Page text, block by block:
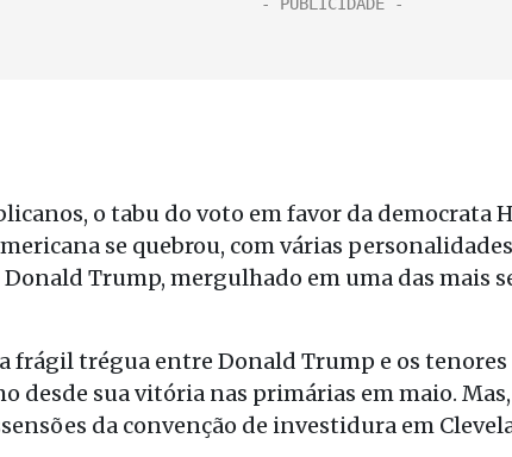
o tabu do voto em favor da democrata
se quebrou, com várias
Trump, mergulhado em uma das mais
frágil trégua entre Donald Trump e os
desde sua vitória nas primárias em maio.
da convenção de investidura em